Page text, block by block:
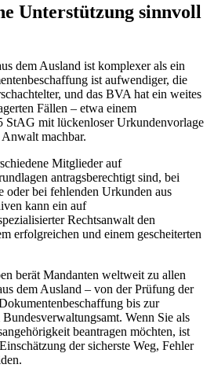
Unterstützung sinnvoll
dem Ausland ist komplexer als ein
ist aufwendiger, die
und das BVA hat ein weites
Fällen – etwa einem
StAG mit lückenloser Urkundenvorlage
machbar.
Mitglieder auf
antragsberechtigt sind, bei
oder bei fehlenden Urkunden aus
kann ein auf
Rechtsanwalt den
erfolgreichen und einem gescheiterten
berät Mandanten weltweit zu allen
dem Ausland – von der Prüfung der
bis zur
Wenn Sie als
beantragen möchten, ist
der sicherste Weg, Fehler